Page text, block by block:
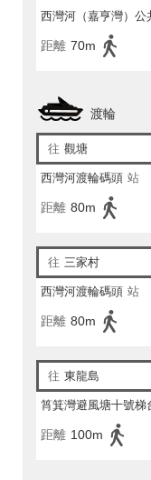
西灣河（嘉亨灣）公
距離 70m
渡輪
往 觀塘
西灣河渡輪碼頭 站
距離 80m
往 三家村
西灣河渡輪碼頭 站
距離 80m
往 東龍島
筲箕灣避風塘十號梯
距離 100m